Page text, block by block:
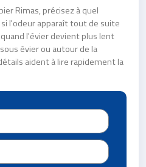
Rimas, précisez à quel
l'odeur apparaît tout de suite
l'évier devient plus lent
évier ou autour de la
aident à lire rapidement la